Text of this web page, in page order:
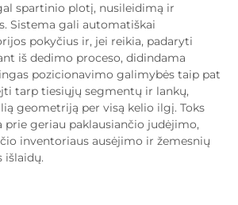
spartinio plotį, nusileidimą ir
Sistema gali automatiškai
pokyčius ir, jei reikia, padaryti
iš dedimo proceso, didindama
pozicionavimo galimybės taip pat
tarp tiesiųjų segmentų ir lankų,
geometriją per visą kelio ilgį. Toks
prie geriau paklausiančio judėjimo,
inventoriaus ausėjimo ir žemesnių
išlaidų.